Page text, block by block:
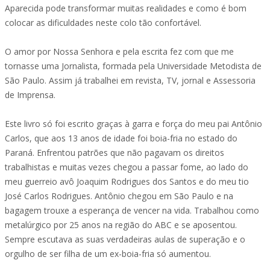
Aparecida pode transformar muitas realidades e como é bom
colocar as dificuldades neste colo tão confortável.
O amor por Nossa Senhora e pela escrita fez com que me
tornasse uma Jornalista, formada pela Universidade Metodista de
São Paulo. Assim já trabalhei em revista, TV, jornal e Assessoria
de Imprensa.
Este livro só foi escrito graças à garra e força do meu pai Antônio
Carlos, que aos 13 anos de idade foi boia-fria no estado do
Paraná. Enfrentou patrões que não pagavam os direitos
trabalhistas e muitas vezes chegou a passar fome, ao lado do
meu guerreio avô Joaquim Rodrigues dos Santos e do meu tio
José Carlos Rodrigues. Antônio chegou em São Paulo e na
bagagem trouxe a esperança de vencer na vida. Trabalhou como
metalúrgico por 25 anos na região do ABC e se aposentou.
Sempre escutava as suas verdadeiras aulas de superação e o
orgulho de ser filha de um ex-boia-fria só aumentou.